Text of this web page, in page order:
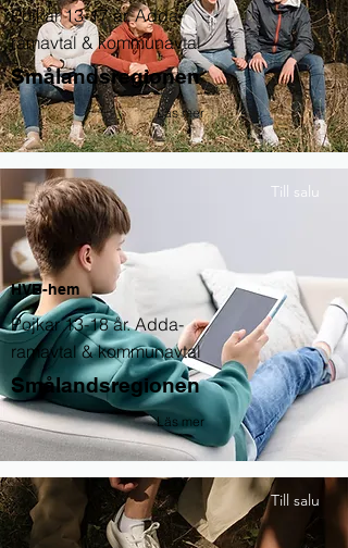
Pojkar 13-17 år. Adda-
ramavtal & kommunavtal
Smålandsregionen
Läs mer
Till salu
HVB-hem
Pojkar 13-18 år. Adda-
ramavtal & kommunavtal
Smålandsregionen
Läs mer
Till salu